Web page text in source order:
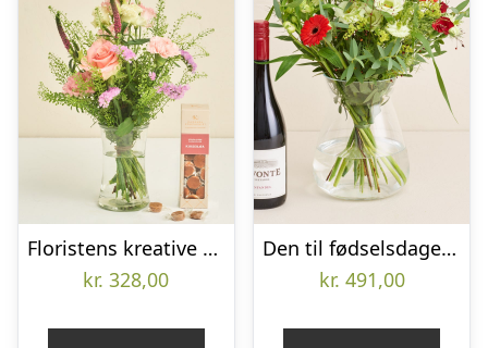
Floristens kreative buket i lyserøde nuancer med karameller
kr. 328,00
Den til fødselsdagen med Lavonte, Zinfandel
kr. 491,00